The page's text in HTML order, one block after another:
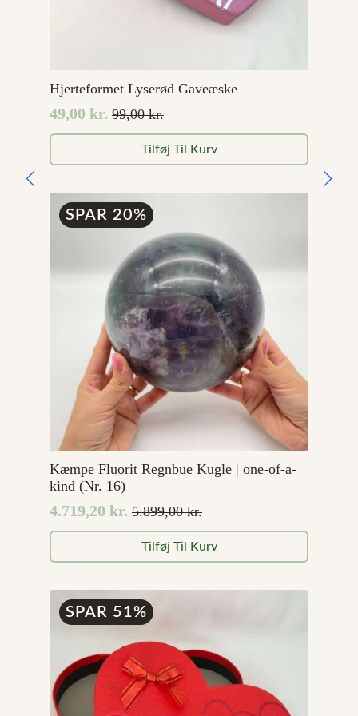
Hjerteformet Lyserød Gaveæske
99,00kr.
Den
oprindelige
pris
99,00 kr..
49,00 kr.
Den
aktuelle
pris
49,00 kr..
Tilføj Til Kurv
SPAR 20%
Kæmpe Fluorit Regnbue Kugle | one-of-a-
kind (Nr. 16)
5.899,00kr.
Den
oprindelige
pris
5.899,00 kr..
4.719,20 kr.
Den
aktuelle
pris
4.719,20 kr..
Tilføj Til Kurv
SPAR 51%